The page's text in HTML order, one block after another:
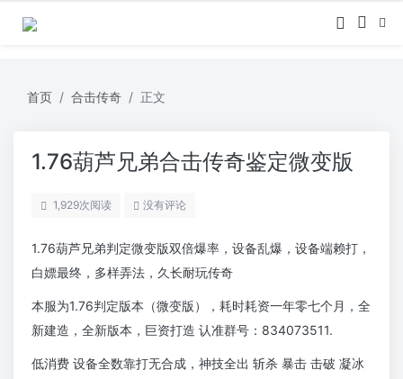
首页 合击传奇 正文
1.76葫芦兄弟合击传奇鉴定微变版
1,929次阅读 没有评论
1.76葫芦兄弟判定微变版双倍爆率，设备乱爆，设备端赖打，
白嫖最终，多样弄法，久长耐玩传奇
本服为1.76判定版本（微变版），耗时耗资一年零七个月，全
新建造，全新版本，巨资打造 认准群号：834073511.
低消费 设备全数靠打无合成，神技全出 斩杀 暴击 击破 凝冰